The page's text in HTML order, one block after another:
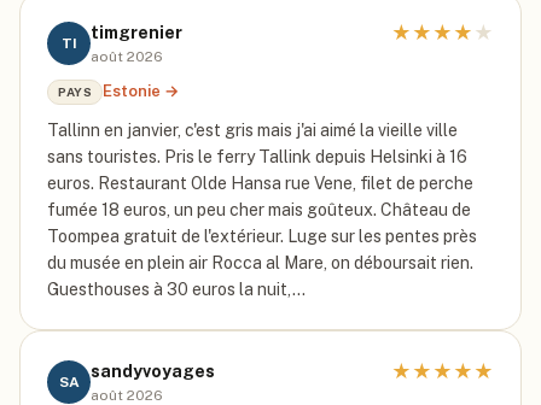
TI
timgrenier
août 2026
★ ★ ★ ★ ★
PAYS Estonie →
Tallinn en janvier, c'est gris mais j'ai aimé la vieille ville
sans touristes. Pris le ferry Tallink depuis Helsinki à 16
euros. Restaurant Olde Hansa rue Vene, filet de perche
fumée 18 euros, un peu cher mais goûteux. Château de
Toompea gratuit de l'extérieur. Luge sur les pentes près
du musée en plein air Rocca al Mare, on déboursait rien.
Guesthouses à 30 euros la nuit,…
SA
sandyvoyages
août 2026
★ ★ ★ ★ ★